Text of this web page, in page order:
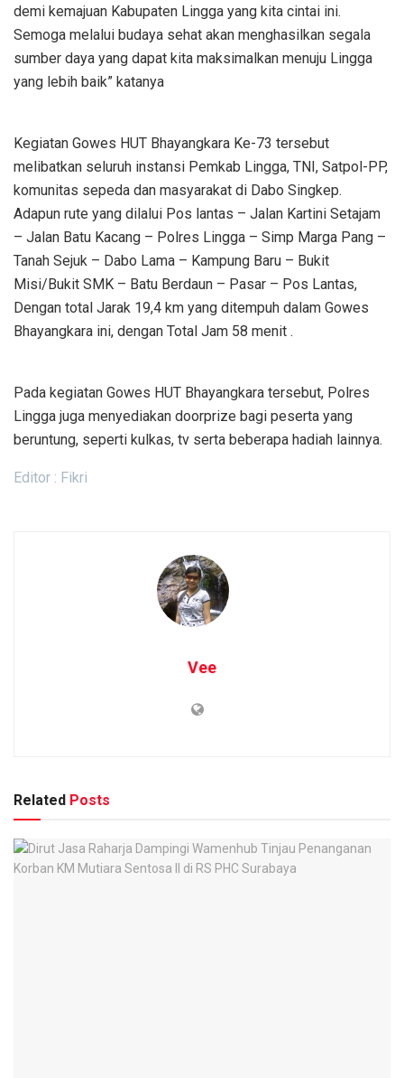
demi kemajuan Kabupaten Lingga yang kita cintai ini.
Semoga melalui budaya sehat akan menghasilkan segala
sumber daya yang dapat kita maksimalkan menuju Lingga
yang lebih baik” katanya
Kegiatan Gowes HUT Bhayangkara Ke-73 tersebut
melibatkan seluruh instansi Pemkab Lingga, TNI, Satpol-PP,
komunitas sepeda dan masyarakat di Dabo Singkep.
Adapun rute yang dilalui Pos lantas – Jalan Kartini Setajam
– Jalan Batu Kacang – Polres Lingga – Simp Marga Pang –
Tanah Sejuk – Dabo Lama – Kampung Baru – Bukit
Misi/Bukit SMK – Batu Berdaun – Pasar – Pos Lantas,
Dengan total Jarak 19,4 km yang ditempuh dalam Gowes
Bhayangkara ini, dengan Total Jam 58 menit .
Pada kegiatan Gowes HUT Bhayangkara tersebut, Polres
Lingga juga menyediakan doorprize bagi peserta yang
beruntung, seperti kulkas, tv serta beberapa hadiah lainnya.
Editor : Fikri
Vee
Related Posts